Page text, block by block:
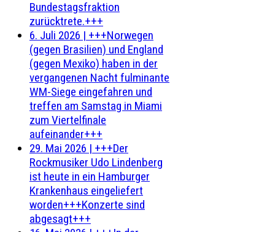
Bundestagsfraktion
zurücktrete.+++
6. Juli 2026 | +++Norwegen
(gegen Brasilien) und England
(gegen Mexiko) haben in der
vergangenen Nacht fulminante
WM-Siege eingefahren und
treffen am Samstag in Miami
zum Viertelfinale
aufeinander+++
29. Mai 2026 | +++Der
Rockmusiker Udo Lindenberg
ist heute in ein Hamburger
Krankenhaus eingeliefert
worden+++Konzerte sind
abgesagt+++